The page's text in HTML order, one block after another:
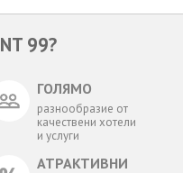
99?
ГОЛЯМО
разнообразие от
качествени хотели
и услуги
АТРАКТИВНИ